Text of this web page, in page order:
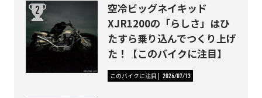
空冷ビッグネイキッド
XJR1200の「らしさ」はひ
たすら乗り込んでつくり上げ
た！【このバイクに注目】
このバイクに注目 2026/07/13